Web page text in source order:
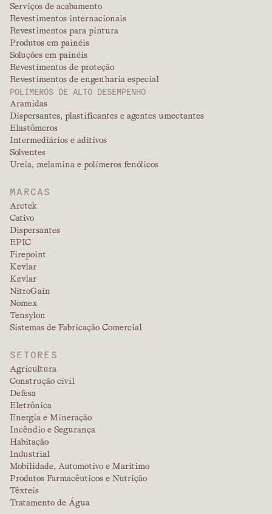
Serviços de acabamento
Revestimentos internacionais
Revestimentos para pintura
Produtos em painéis
Soluções em painéis
Revestimentos de proteção
Revestimentos de engenharia especial
POLÍMEROS DE ALTO DESEMPENHO
Aramidas
Dispersantes, plastificantes e agentes umectantes
Elastômeros
Intermediários e aditivos
Solventes
Ureia, melamina e polímeros fenólicos
MARCAS
Arctek
Cativo
Dispersantes
EPIC
Firepoint
Kevlar
Kevlar
NitroGain
Nomex
Tensylon
Sistemas de Fabricação Comercial
SETORES
Agricultura
Construção civil
Defesa
Eletrônica
Energia e Mineração
Incêndio e Segurança
Habitação
Industrial
Mobilidade, Automotivo e Marítimo
Produtos Farmacêuticos e Nutrição
Têxteis
Tratamento de Água